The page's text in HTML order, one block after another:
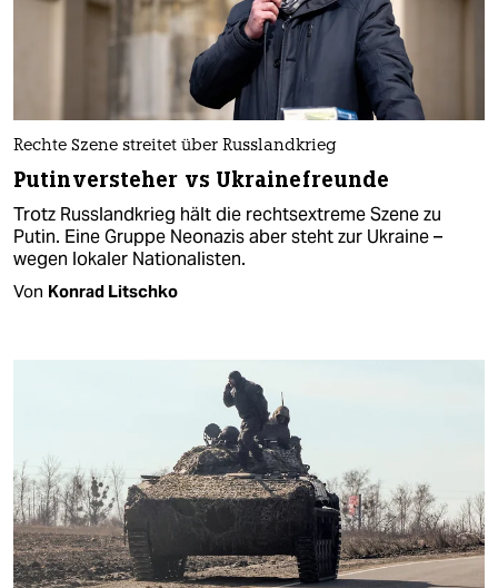
Rechte Szene streitet über Russlandkrieg
Putinversteher vs Ukrainefreunde
Trotz Russlandkrieg hält die rechtsextreme Szene zu
Putin. Eine Gruppe Neonazis aber steht zur Ukraine –
wegen lokaler Nationalisten.
Von Konrad Litschko